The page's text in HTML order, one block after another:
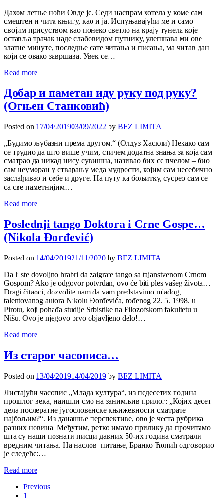
Дахом летње ноћи Овде је. Седи наспрам хотела у коме сам
смештен и чита књигу, као и ја. Испуњавајући ме и само
својим присуством као понеко светло на крају тунела које
оставља трачак наде слабовидом путнику, улепшава ми ове
златне минуте, последње сате читања и писања, ма читав дан
који се овако завршава. Увек се…
Read more
Добар и паметан иду руку под руку?
(Огњен Станковић)
Posted on 17/04/201903/09/2022 by BEZ LIMITA
„Будимо љубазни према другом.“ (Олдуз Хаскли) Некако сам
се трудио да што више учим, стичем додатна знања за која сам
сматрао да никад нису сувишна, називао бих се пчелом – био
сам неуморан у стварању меда мудрости, којим сам несебично
заслађивао и себе и друге. На путу ка бољитку, сусрео сам се
са све паметнијим…
Read more
Poslednji tango Doktora i Crne Gospe…
(Nikola Đorđević)
Posted on 14/04/201921/11/2020 by BEZ LIMITA
Da li ste dovoljno hrabri da zaigrate tango sa tajanstvenom Crnom
Gospom? Ako je odgovor potvrdan, ovo će biti ples vašeg života…
Dragi čitaoci, dozvolite nam da vam predstavimo mladog,
talentovanog autora Nikolu Đorđevića, rođenog 22. 5. 1998. u
Pirotu, koji pohađa studije Srbistike na Filozofskom fakultetu u
Nišu. Ovo je njegovo prvo objavljeno delo!…
Read more
Из старог часописа…
Posted on 13/04/201914/04/2019 by BEZ LIMITA
Листајући часопис „Млада култура“, из педесетих година
прошлог века, наишли смо на занимљив прилог: „Којих десет
дела послератне југословенске књижевности сматрате
најбољим?“. Из данашње перспективе, ово је честа рубрика
разних новина. Међутим, ретко имамо прилику да прочитамо
шта су наши познати писци давних 50-их година сматрали
вредним читања. На наслов–питање, Бранко Ћопић одговорио
је следеће:…
Read more
Previous
1